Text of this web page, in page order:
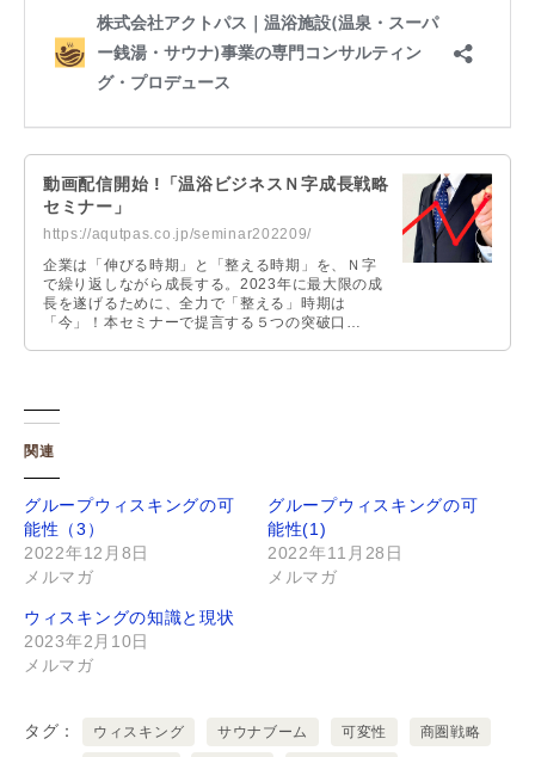
動画配信開始 !「温浴ビジネスＮ字成長戦略
セミナー」
https://aqutpas.co.jp/seminar202209/
企業は「伸びる時期」と「整える時期」を、Ｎ字
で繰り返しながら成長する。2023年に最大限の成
長を遂げるために、全力で「整える」時期は
「今」！本セミナーで提言する５つの突破口
関連
グループウィスキングの可
能性（3）
2022年12月8日
メルマガ
グループウィスキングの可
能性(1)
2022年11月28日
メルマガ
ウィスキングの知識と現状
2023年2月10日
メルマガ
タグ ウィスキング サウナブーム 可変性 商圏戦略